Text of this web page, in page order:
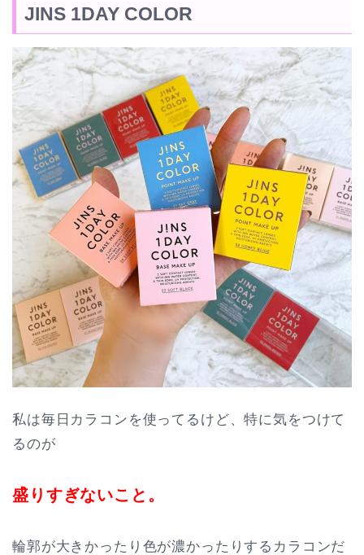
JINS 1DAY COLOR
私は毎日カラコンを使ってるけど、特に気をつけて
るのが
盛りすぎないこと。
輪郭が大きかったり色が濃かったりするカラコンだ